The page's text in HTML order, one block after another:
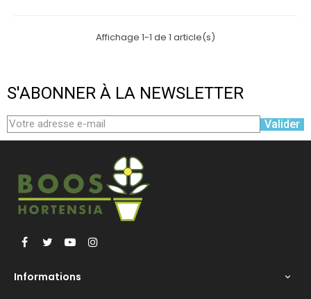
Affichage 1-1 de 1 article(s)
S'ABONNER À LA NEWSLETTER
Valider
Facebook
Twitter YouTube
Informations 